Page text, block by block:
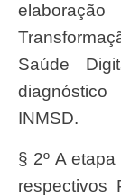
Saúde
INMSD.
§ 2º A
respectivos